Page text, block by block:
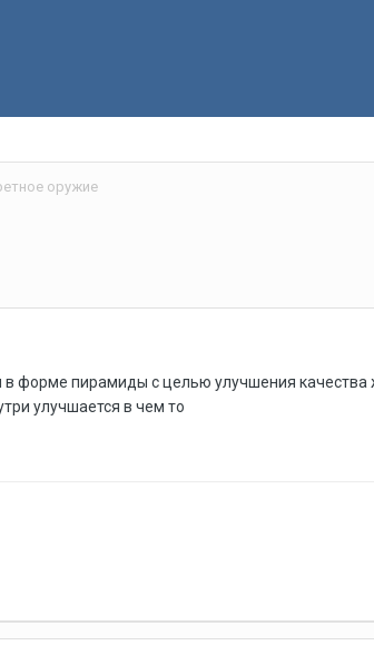
оружие
в форме пирамиды с целью улучшения
улучшается в чем то